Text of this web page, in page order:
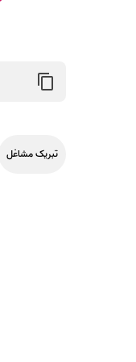
تبریک مشاغل